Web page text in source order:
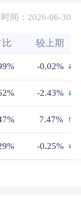
间：2026-06-30
比 较上期
-0.02%
-2.43%
7.47%
-0.25%